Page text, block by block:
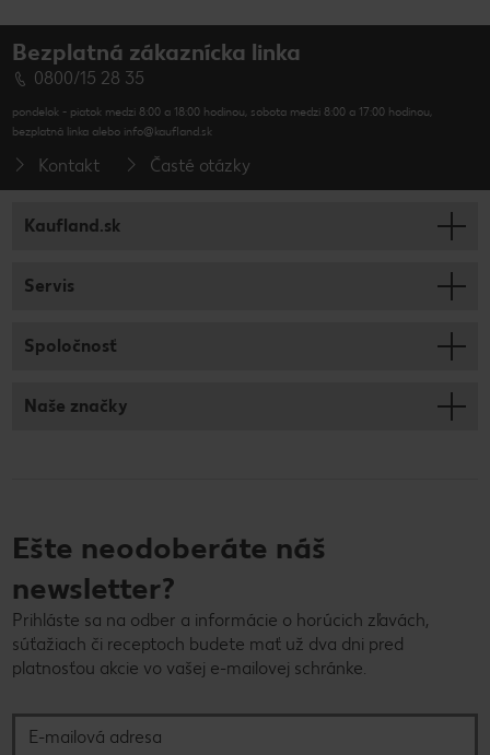
Bezplatná zákaznícka linka
0800/15 28 35
pondelok - piatok medzi 8:00 a 18:00 hodinou, sobota medzi 8:00 a 17:00 hodinou,
bezplatná linka alebo info@kaufland.sk
Kontakt Časté otázky
Kaufland.sk
Servis
Spoločnosť
Naše značky
Ešte neodoberáte náš
newsletter?
Prihláste sa na odber a informácie o horúcich zľavách,
súťažiach či receptoch budete mať už dva dni pred
platnosťou akcie vo vašej e-mailovej schránke.